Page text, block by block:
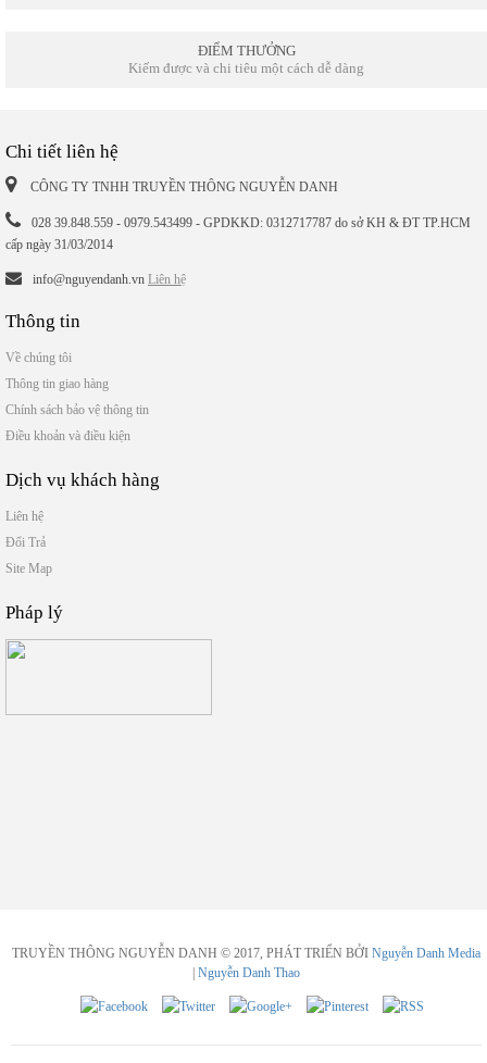
ĐIỂM THƯỞNG
Kiếm được và chi tiêu một cách dễ dàng
Chi tiết liên hệ
CÔNG TY TNHH TRUYỀN THÔNG NGUYỄN DANH
028 39.848.559 - 0979.543499 - GPDKKD: 0312717787 do sở KH & ĐT TP.HCM
cấp ngày 31/03/2014
info@nguyendanh.vn Liên hệ
Thông tin
Về chúng tôi
Thông tin giao hàng
Chính sách bảo vệ thông tin
Điều khoản và điều kiện
Dịch vụ khách hàng
Liên hệ
Đổi Trả
Site Map
Pháp lý
TRUYỀN THÔNG NGUYỄN DANH © 2017, PHÁT TRIỂN BỞI Nguyễn Danh Media
Nguyễn Danh Thao